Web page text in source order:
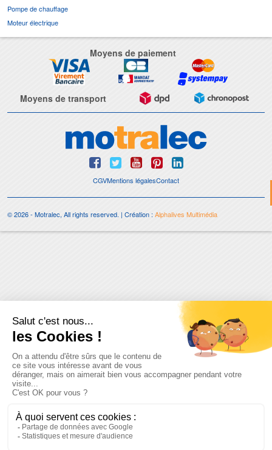
Pompe de chauffage
Moteur électrique
Moyens de paiement
Moyens de transport
CGVMentions légalesContact
© 2026 - Motralec, All rights reserved. | Création : Alphalives Multimédia